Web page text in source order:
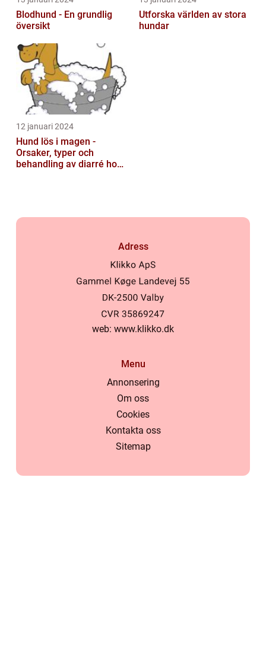
Blodhund - En grundlig
översikt
Utforska världen av stora
hundar
12 januari 2024
Hund lös i magen -
Orsaker, typer och
behandling av diarré hos
Adress
web: www.klikko.dk
Menu
Annonsering
Om oss
Cookies
Kontakta oss
Sitemap